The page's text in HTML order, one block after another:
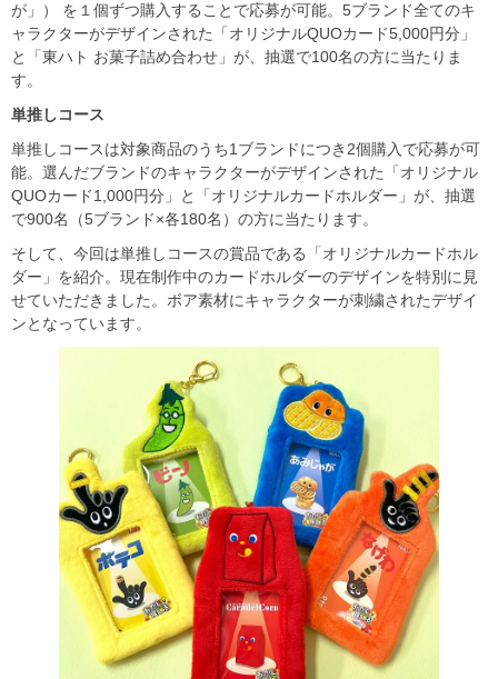
が」） を１個ずつ購入することで応募が可能。5ブランド全てのキ
ャラクターがデザインされた「オリジナルQUOカード5,000円分」
と「東ハト お菓子詰め合わせ」が、抽選で100名の方に当たりま
す。
単推しコース
単推しコースは対象商品のうち1ブランドにつき2個購入で応募が可
能。選んだブランドのキャラクターがデザインされた「オリジナル
QUOカード1,000円分」と「オリジナルカードホルダー」が、抽選
で900名（5ブランド×各180名）の方に当たります。
そして、今回は単推しコースの賞品である「オリジナルカードホル
ダー」を紹介。現在制作中のカードホルダーのデザインを特別に見
せていただきました。ボア素材にキャラクターが刺繍されたデザイ
ンとなっています。